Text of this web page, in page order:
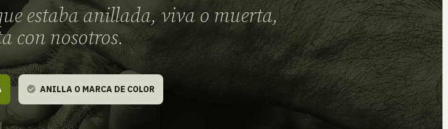
estaba anillada, viva o muerta,
con nosotros.
ANILLA O MARCA DE COLOR